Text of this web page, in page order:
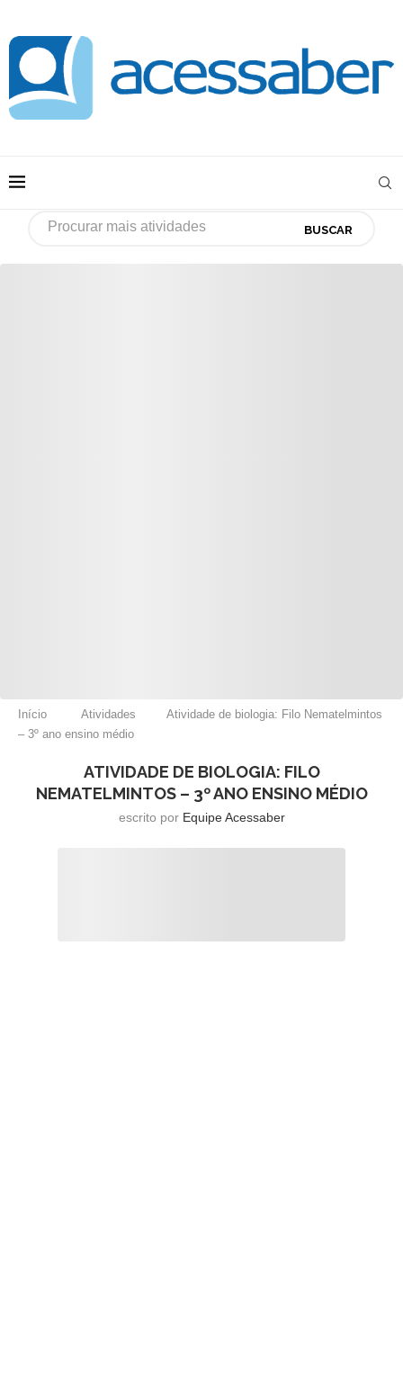
BUSCAR
Início Atividades
Atividade de biologia: Filo Nematelmintos
– 3º ano ensino médio
ATIVIDADE DE BIOLOGIA: FILO
NEMATELMINTOS – 3º ANO ENSINO MÉDIO
escrito por Equipe Acessaber